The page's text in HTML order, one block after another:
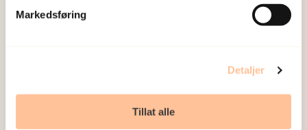
Markedsføring
Detaljer
Tillat alle
Seminarer og arrangementer